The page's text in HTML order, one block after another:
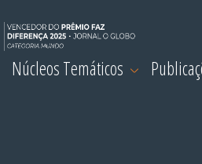
Núcleos Temáticos